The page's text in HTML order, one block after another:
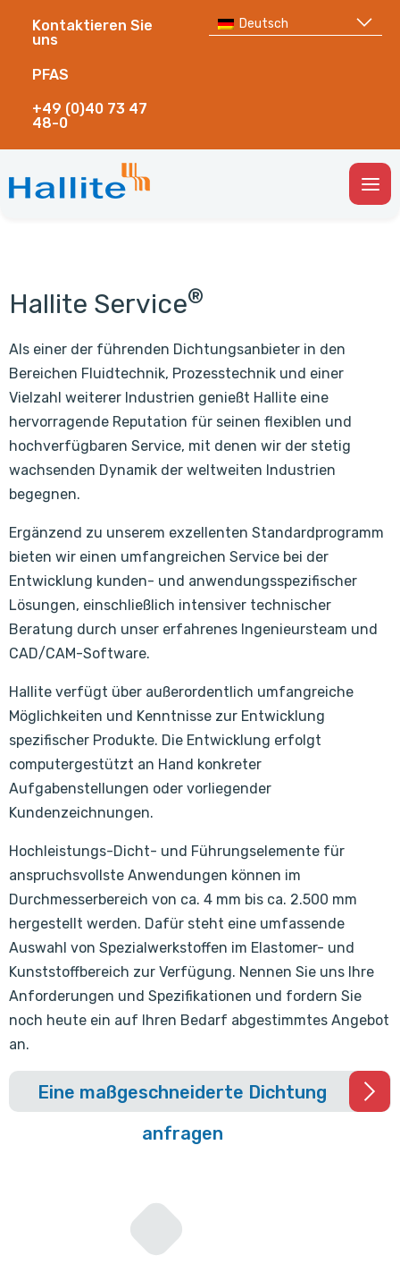
Kontaktieren Sie
uns
PFAS
+49 (0)40 73 47
48-0
Deutsch
Hallite Service®
Als einer der führenden Dichtungsanbieter in den
Bereichen Fluidtechnik, Prozesstechnik und einer
Vielzahl weiterer Industrien genießt Hallite eine
hervorragende Reputation für seinen flexiblen und
hochverfügbaren Service, mit denen wir der stetig
wachsenden Dynamik der weltweiten Industrien
begegnen.
Ergänzend zu unserem exzellenten Standardprogramm
bieten wir einen umfangreichen Service bei der
Entwicklung kunden- und anwendungsspezifischer
Lösungen, einschließlich intensiver technischer
Beratung durch unser erfahrenes Ingenieursteam und
CAD/CAM-Software.
Hallite verfügt über außerordentlich umfangreiche
Möglichkeiten und Kenntnisse zur Entwicklung
spezifischer Produkte. Die Entwicklung erfolgt
computergestützt an Hand konkreter
Aufgabenstellungen oder vorliegender
Kundenzeichnungen.
Hochleistungs-Dicht- und Führungselemente für
anspruchsvollste Anwendungen können im
Durchmesserbereich von ca. 4 mm bis ca. 2.500 mm
hergestellt werden. Dafür steht eine umfassende
Auswahl von Spezialwerkstoffen im Elastomer- und
Kunststoffbereich zur Verfügung. Nennen Sie uns Ihre
Anforderungen und Spezifikationen und fordern Sie
noch heute ein auf Ihren Bedarf abgestimmtes Angebot
an.
Eine maßgeschneiderte Dichtung
anfragen